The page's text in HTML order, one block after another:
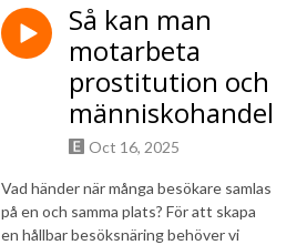
Så kan man
motarbeta
prostitution och
människohandel
Oct 16, 2025
Vad händer när många besökare samlas
på en och samma plats? För att skapa
en hållbar besöksnäring behöver vi